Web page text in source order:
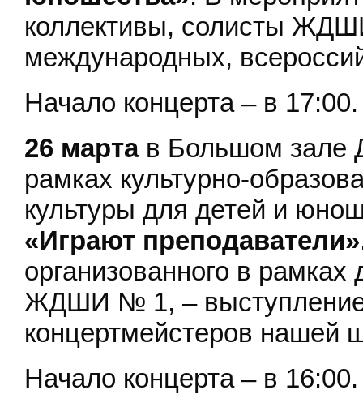
коллективы, солисты
международных,
Начало концерта – в 17:00.
26 мартав Большом зале
рамках культурно-
культуры для детей и
«Играют преподаватели»
организованного в
ЖДШИ № 1, – выступление
концертмейстеров нашей
Начало концерта – в 16:00.